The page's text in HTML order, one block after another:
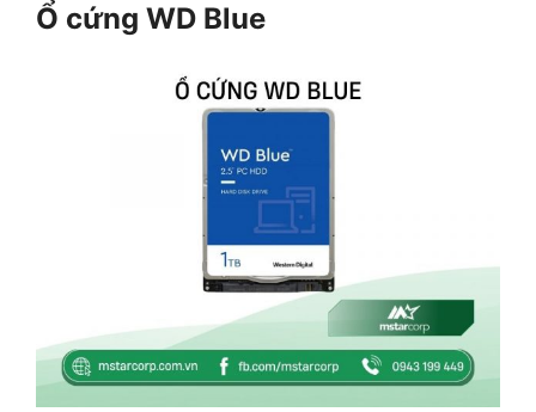
Ổ cứng WD Blue